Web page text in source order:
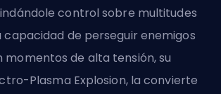
control sobre multitudes
de perseguir enemigos
momentos de alta tensión, su
Plasma Explosion, la convierte